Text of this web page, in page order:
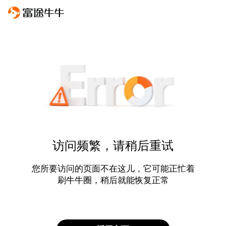
访问频繁，请稍后重试
您所要访问的页面不在这儿，它可能正忙着
刷牛牛圈，稍后就能恢复正常